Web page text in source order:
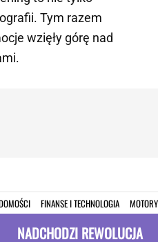
Tym razem
wzięły górę nad